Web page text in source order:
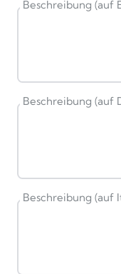
Beschreibung (auf
Beschreibung (auf
Beschreibung (auf